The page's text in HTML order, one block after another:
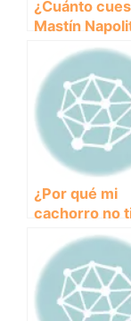
¿Cuánto
Mastín
Descubre el
precio de
majestuosa
canina
¿Por qué mi
cachorro no
apetito y
tanto?
las posibles
causas y
soluciones